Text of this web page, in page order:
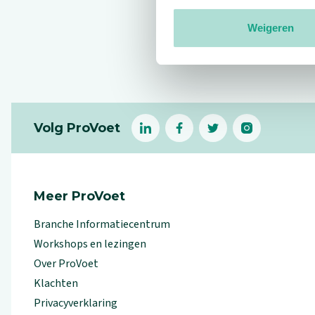
Weigeren
Reviews
Volg ProVoet
linkedin (Let op uitgaande link)
facebook(Let op uitgaande
twitter(Let op
instagram
Meer ProVoet
Branche Informatiecentrum
Workshops en lezingen
Over ProVoet
Klachten
Privacyverklaring